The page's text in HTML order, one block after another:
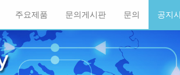
주요제품 문의게시판 문의 공지